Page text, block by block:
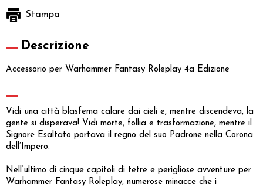
Stampa
Descrizione
Accessorio per Warhammer Fantasy Roleplay 4a Edizione
Vidi una città blasfema calare dai cieli e, mentre discendeva, la
gente si disperava! Vidi morte, follia e trasformazione, mentre il
Signore Esaltato portava il regno del suo Padrone nella Corona
dell’Impero.
Nell’ultimo di cinque capitoli di tetre e perigliose avventure per
Warhammer Fantasy Roleplay, numerose minacce che i